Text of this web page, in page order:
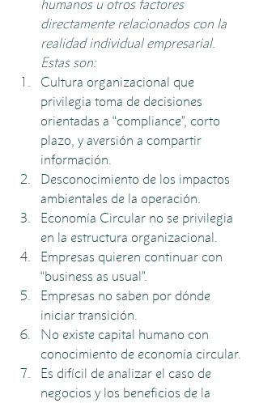
humanos u otros factores
directamente relacionados con la
realidad individual empresarial.
Estas son:
Cultura organizacional que
privilegia toma de decisiones
orientadas a “compliance”, corto
plazo, y aversión a compartir
información.
Desconocimiento de los impactos
ambientales de la operación.
Economía Circular no se privilegia
en la estructura organizacional.
Empresas quieren continuar con
“business as usual”.
Empresas no saben por dónde
iniciar transición.
No existe capital humano con
conocimiento de economía circular.
Es difícil de analizar el caso de
negocios y los beneficios de la